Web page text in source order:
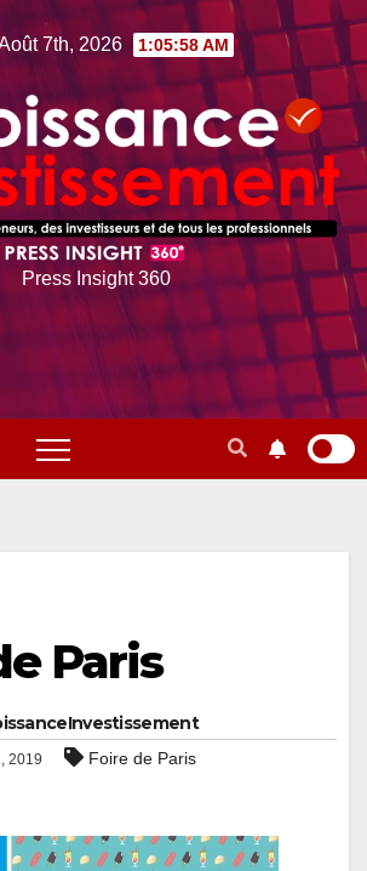
7th, 2026 1:05:58 AM
Press Insight 360
Paris
2019 Foire de Paris